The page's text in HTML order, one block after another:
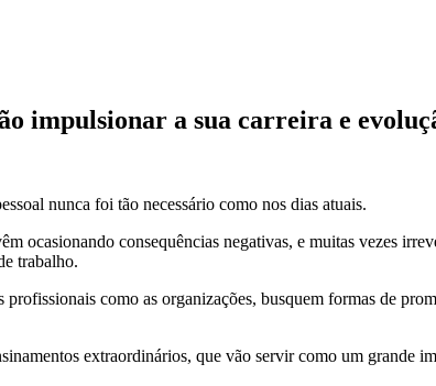
impulsionar a sua carreira e
nunca foi tão necessário como nos dias atuais.
ocasionando consequências negativas, e muitas vezes
trabalho.
como as organizações, busquem formas de
extraordinários, que vão servir como um grande